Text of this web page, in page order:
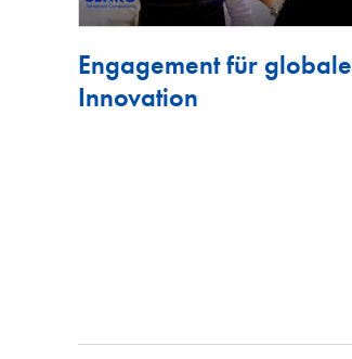
Engagement für globale
Innovation